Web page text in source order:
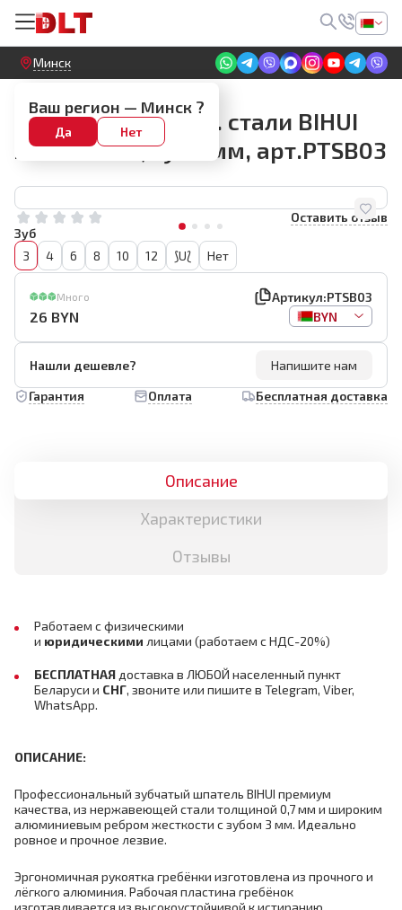
Круглосуточный! Прием заявок на сайте
Минск
Ваш регион — Минск ?
Да Нет
Зубчатые шпатели (гребенки)
Гребенка из нерж. стали BIHUI
280*120мм, зуб 3мм, арт.PTSB03
Оставить отзыв
Зуб
3
4 6 8 10 12 ⟆U⟅ Нет
Много Артикул:PTSB03
26 BYN BYN
Нашли дешевле?
Напишите нам
Гарантия
Оплата Бесплатная доставка
Описание
Характеристики
Отзывы
Работаем с физическими
и юридическими лицами (работаем с НДС-20%)
БЕСПЛАТНАЯ доставка в ЛЮБОЙ населенный пункт
Беларуси и СНГ, звоните или пишите в Telegram, Viber,
WhatsApp.
ОПИСАНИЕ:
Профессиональный зубчатый шпатель BIHUI премиум
качества, из нержавеющей стали толщиной 0,7 мм и широким
алюминиевым ребром жесткости с зубом 3 мм. Идеально
ровное и прочное лезвие.
Эргономичная рукоятка гребёнки изготовлена из прочного и
лёгкого алюминия. Рабочая пластина гребёнок
изготавливается из высокоустойчивой к истиранию